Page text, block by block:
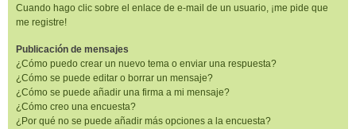
Cuando hago clic sobre el enlace de e-mail de un usuario, ¡me pide que
me registre!
Publicación de mensajes
¿Cómo puedo crear un nuevo tema o enviar una respuesta?
¿Cómo se puede editar o borrar un mensaje?
¿Cómo se puede añadir una firma a mi mensaje?
¿Cómo creo una encuesta?
¿Por qué no se puede añadir más opciones a la encuesta?